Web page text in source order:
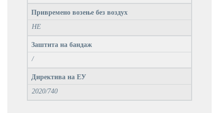
Привремено возење без воздух
НЕ
Заштита на бандаж
/
Директива на ЕУ
2020/740